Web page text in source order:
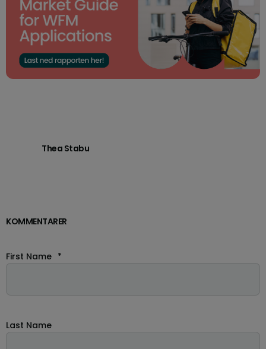
Thea Stabu
KOMMENTARER
First Name *
Last Name